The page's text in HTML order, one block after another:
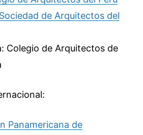
Sociedad de Arquitectos del
Colegio de Arquitectos de
Panamericana de